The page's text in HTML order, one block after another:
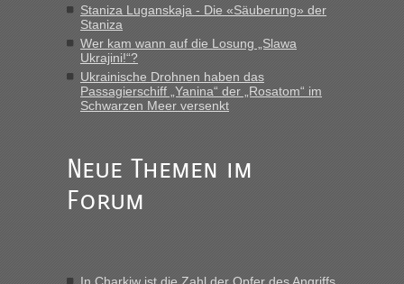
Recht, Visa und Dokumente • Re: Deklaration
gebrauchter Kleidung beim Zoll
„Vielen Dank, mit einem Briefchen meiner Frau im Gepäck
gab es keine Probleme“
fast 11 Milliarden aufgedeckt
„Am besten wäre natürlich, wenn die Frau mit dabei ist.
Alleinreisende Männer stehen schließlich immer unter
Staniza Luganskaja - Die «Säuberung» der
Staniza
Wer kam wann auf die Losung „Slawa
Ukrajini!“?
Ukrainische Drohnen haben das
Passagierschiff „Yanina“ der „Rosatom“ im
Schwarzen Meer versenkt
Neue Themen im
Forum
In Charkiw ist die Zahl der Opfer des Angriffs